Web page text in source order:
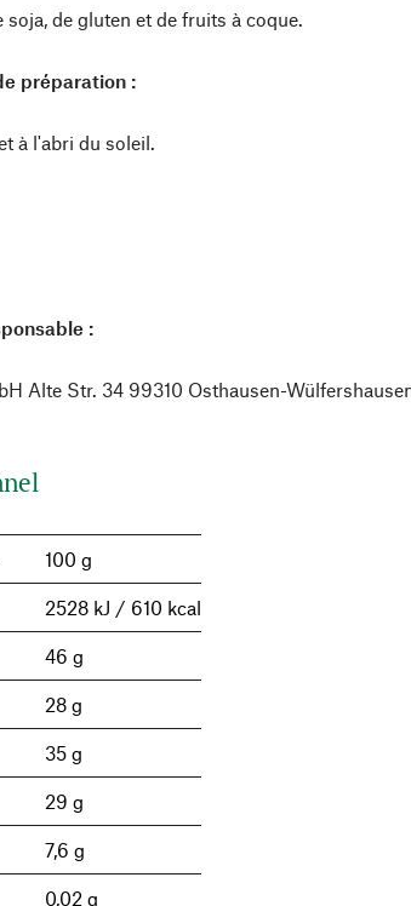
de gluten et de fruits à coque.
préparation :
à l'abri du soleil.
:
Alte Str. 34 99310 Osthausen-
100 g
2528 kJ / 610 kcal
46 g
28 g
35 g
29 g
7,6 g
0,02 g